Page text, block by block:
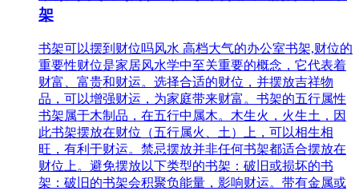
架
书架可以摆到财位吗风水 高档大气的办公室书架,财位的
重要性财位是家居风水学中至关重要的概念，它代表着
财富、富贵和财运。选择合适的财位，并摆放吉祥物
品，可以增强财运，为家庭带来财富。书架的五行属性
书架属于木制品，在五行中属木。木生火，火生土，因
此书架摆放在财位（五行属火、土）上，可以相生相
旺，有利于财运。禁忌摆放并非任何书架都适合摆放在
财位上。避免摆放以下类型的书架：破旧或损坏的书
架：破旧的书架会积聚负能量，影响财运。带有金属或